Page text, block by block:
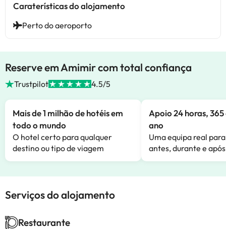
Caraterísticas do alojamento
Perto do aeroporto
Reserve em Amimir com total confiança
Trustpilot 4.5/5
Mais de 1 milhão de hotéis em
todo o mundo
O hotel certo para qualquer
destino ou tipo de viagem
Apoio 24 horas,
ano
Uma equipa real
antes, durante e
Serviços do alojamento
Restaurante